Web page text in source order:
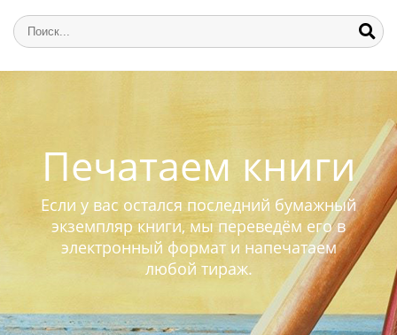
Печатаем книги
Если у вас остался последний бумажный
экземпляр книги, мы переведём его в
электронный формат и напечатаем
любой тираж.